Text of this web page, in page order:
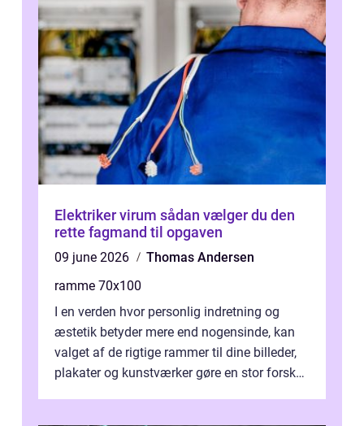
Elektriker virum sådan vælger du den
rette fagmand til opgaven
09 june 2026
Thomas Andersen
ramme 70x100
I en verden hvor personlig indretning og
æstetik betyder mere end nogensinde, kan
valget af de rigtige rammer til dine billeder,
plakater og kunstværker gøre en stor forskel.